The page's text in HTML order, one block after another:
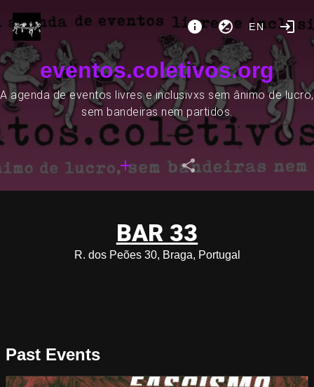
EN
eventos.coletivos.org
A agenda de eventos livres e inclusivxs sem ânimo de lucro,
sem bandeiras nem partidos.
BAR 33
R. dos Peões 30, Braga, Portugal
Past Events